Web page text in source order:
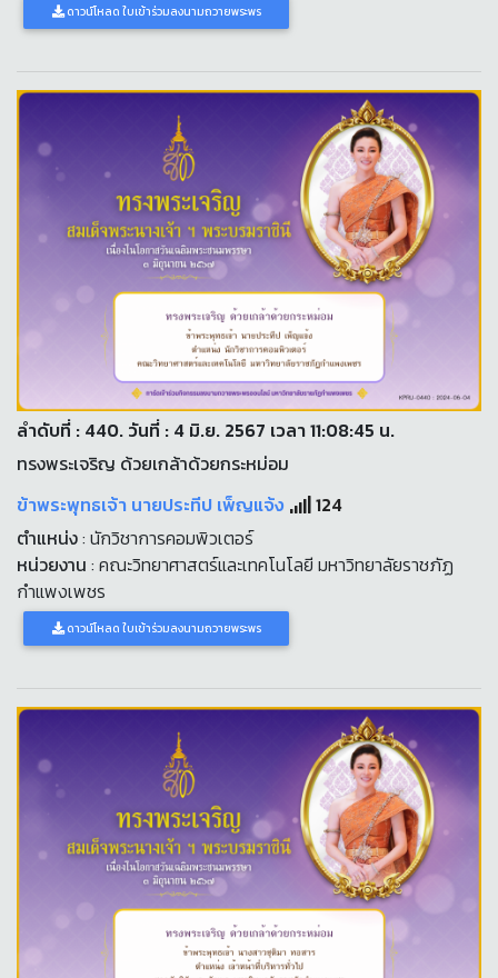
ดาวน์โหลด ใบเข้าร่วมลงนามถวายพระพร
ลำดับที่ : 440. วันที่ : 4 มิ.ย. 2567 เวลา 11:08:45 น.
ทรงพระเจริญ ด้วยเกล้าด้วยกระหม่อม
ข้าพระพุทธเจ้า นายประทีป เพ็ญแจ้ง
124
ตำแหน่ง: นักวิชาการคอมพิวเตอร์
หน่วยงาน : คณะวิทยาศาสตร์และเทคโนโลยี มหาวิทยาลัยราชภัฏ
กำแพงเพชร
ดาวน์โหลด ใบเข้าร่วมลงนามถวายพระพร